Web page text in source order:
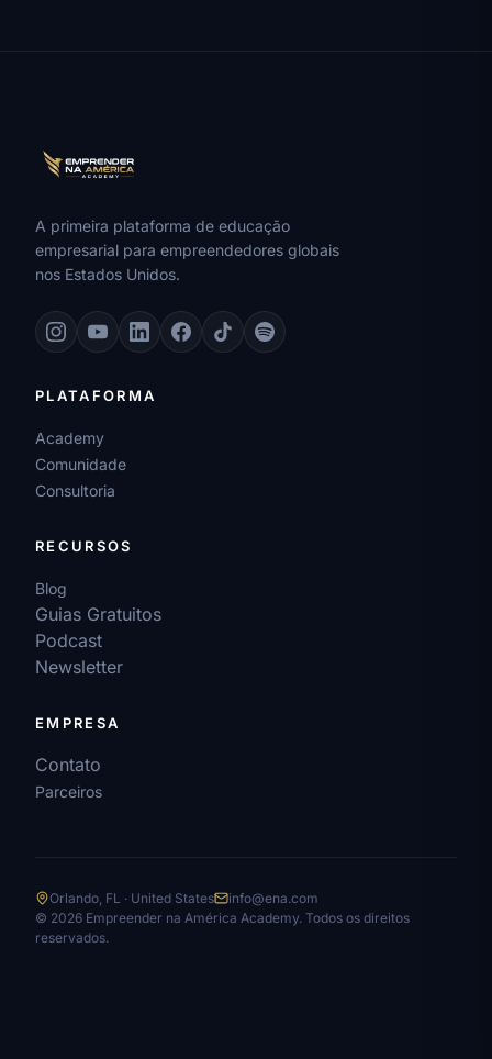
A primeira plataforma de educação
empresarial para empreendedores globais
nos Estados Unidos.
PLATAFORMA
Academy
Comunidade
Consultoria
RECURSOS
Blog
Guias Gratuitos
Podcast
Newsletter
EMPRESA
Contato
Parceiros
Orlando, FL · United States
info@ena.com
© 2026 Empreender na América Academy. Todos os direitos
reservados.